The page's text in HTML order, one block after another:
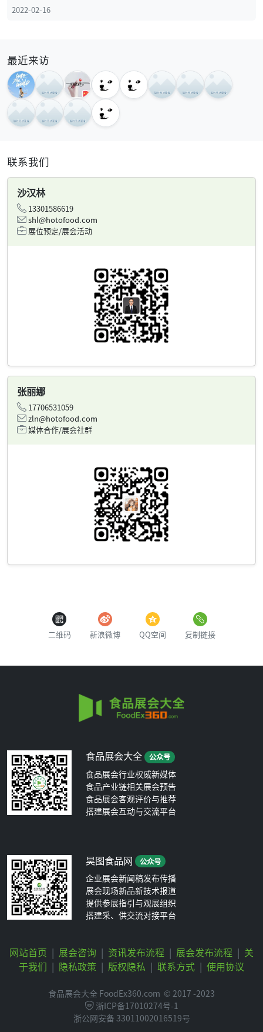
2022-02-16
最近来访
联系我们
沙汉林
13301586619
shl@hotofood.com
展位预定/展会活动
张丽娜
17706531059
zln@hotofood.com
媒体合作/展会社群
二维码 新浪微博 QQ空间 复制链接
食品展会大全 公众号
食品展会行业权威新媒体
食品产业链相关展会预告
食品展会客观评价与推荐
搭建展会互动与交流平台
昊图食品网 公众号
企业展会新闻稿发布传播
展会现场新品新技术报道
提供参展指引与观展组织
搭建采、供交流对接平台
网站首页 | 展会咨询 | 资讯发布流程 | 展会发布流程 | 关
于我们 | 隐私政策 | 版权隐私 | 联系方式 | 使用协议
食品展会大全 FoodEx360.com © 2017 -2023
浙ICP备17010274号-1
浙公网安备 33011002016519号